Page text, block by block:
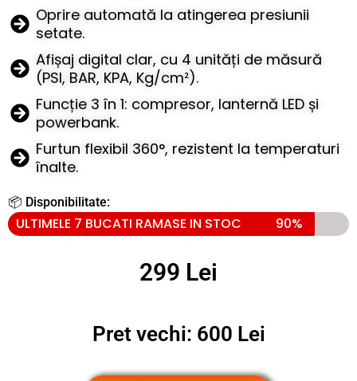
Oprire automată la atingerea presiunii
setate.
Afișaj digital clar, cu 4 unități de măsură
(PSI, BAR, KPA, Kg/cm²).
Funcție 3 în 1: compresor, lanternă LED și
powerbank.
Furtun flexibil 360°, rezistent la temperaturi
înalte.
📦 Disponibilitate:
ULTIMELE 7 BUCATI RAMASE IN STOC 90%
299 Lei
Pret vechi: 600 Lei